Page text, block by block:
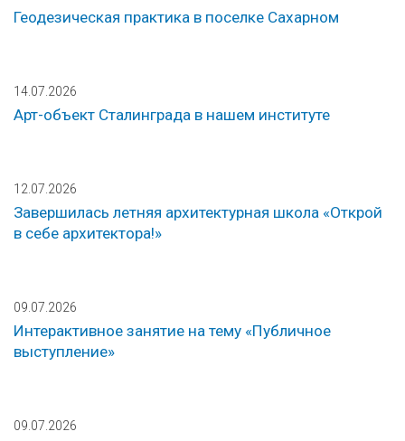
Геодезическая практика в поселке Сахарном
14.07.2026
Арт-объект Сталинграда в нашем институте
12.07.2026
Завершилась летняя архитектурная школа «Открой
в себе архитектора!»
09.07.2026
Интерактивное занятие на тему «Публичное
выступление»
09.07.2026